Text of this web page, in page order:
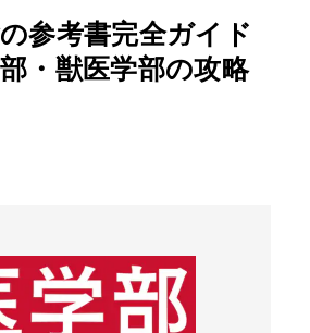
参考書完全ガイド
・獣医学部の攻略